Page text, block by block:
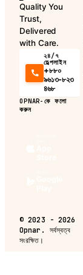
Quality You
Trust,
Delivered
with Care.
২৪/৭
হেল্পলাইন
+৮৮০
৯৬১৩-৮২৩
৪৬৮
OPNAR-কে ফলো
করুন
©2023 - 2026
Opnar.
সর্বস্বত্ব
সংরক্ষিত।